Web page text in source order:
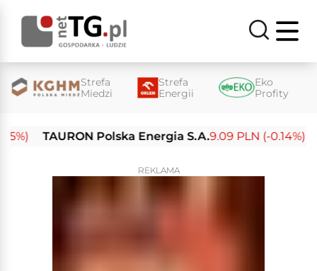
Strefa
Miedzi
Strefa
Energii
Eko
Profity
TAURON Polska Energia S.A.9.09 PLN (-0.14%)
REKLAMA